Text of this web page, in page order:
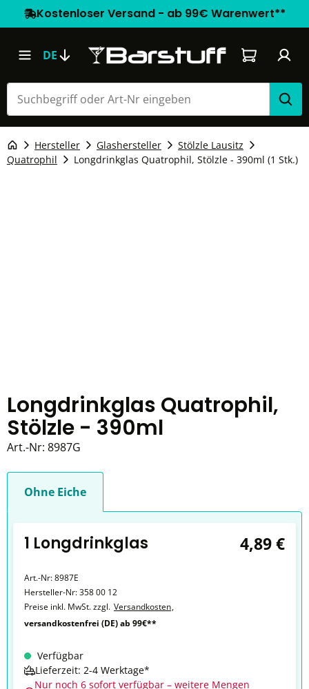
Kostenloser Versand - ab 99€ Warenwert**
DE Warenkorb
Hersteller Glashersteller
Stölzle Lausitz
Quatrophil
Longdrinkglas Quatrophil, Stölzle - 390ml (1 Stk.)
Longdrinkglas Quatrophil,
Stölzle - 390ml
Art.-Nr: 8987G
Ohne Eiche
1 Longdrinkglas 4,89 €
Art.-Nr:8987E
Hersteller-Nr:358 00 12
Preise inkl. MwSt. zzgl. Versandkosten,
versandkostenfrei (DE) ab 99€**
Verfügbar
Lieferzeit: 2-4 Werktage*
Nur noch 6 sofort verfügbar – weitere Mengen